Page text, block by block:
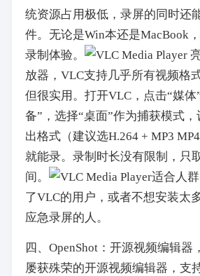
统资源占用极低，录屏的同时还
件。无论是Win本还是MacBook
录制体验。
放器，VLC支持几乎所有视频格
但很实用。打开VLC，点击“媒
备”，选择“桌面”作为捕获模式
出格式（建议选H.264 + MP3
就能录。录制时长没有限制，只
间。
适合人
了VLC的用户，或者不想安装太
应急录屏的人。
四、OpenShot：开源视频编辑器
屡获殊荣的开源视频编辑器，支